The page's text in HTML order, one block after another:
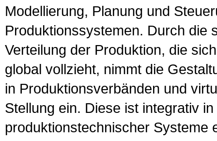
Modellierung, Planung und
Produktionssystemen. Durch die
Verteilung der Produktion, die
global vollzieht, nimmt die
in Produktionsverbänden und
Stellung ein. Diese ist integrativ
produktionstechnischer Systeme